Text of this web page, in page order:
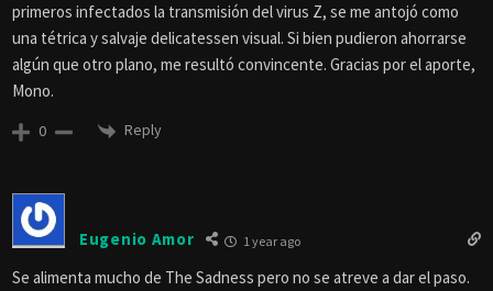
primeros infectados la transmisión del virus Z, se me antojó como
una tétrica y salvaje delicatessen visual. Si bien pudieron ahorrarse
algún que otro plano, me resultó convincente. Gracias por el aporte,
Mono.
0 Reply
Eugenio Amor 1 year ago
Se alimenta mucho de The Sadness pero no se atreve a dar el paso.